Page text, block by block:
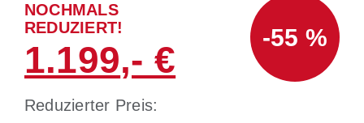
NOCHMALS
REDUZIERT!
1.199
Reduzierter Preis:
-55 %